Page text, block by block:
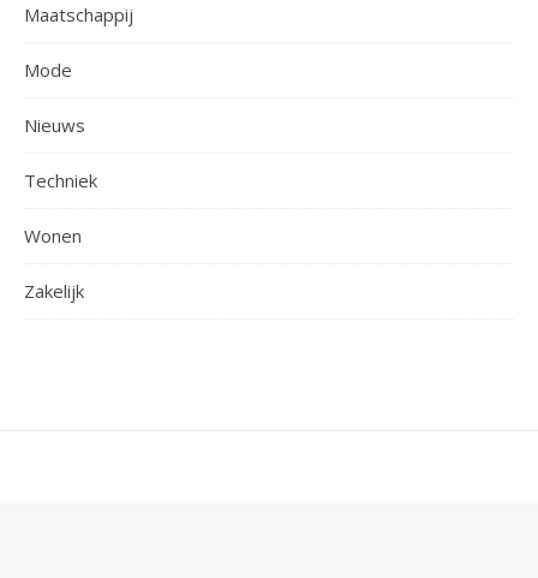
Maatschappij
Mode
Nieuws
Techniek
Wonen
Zakelijk